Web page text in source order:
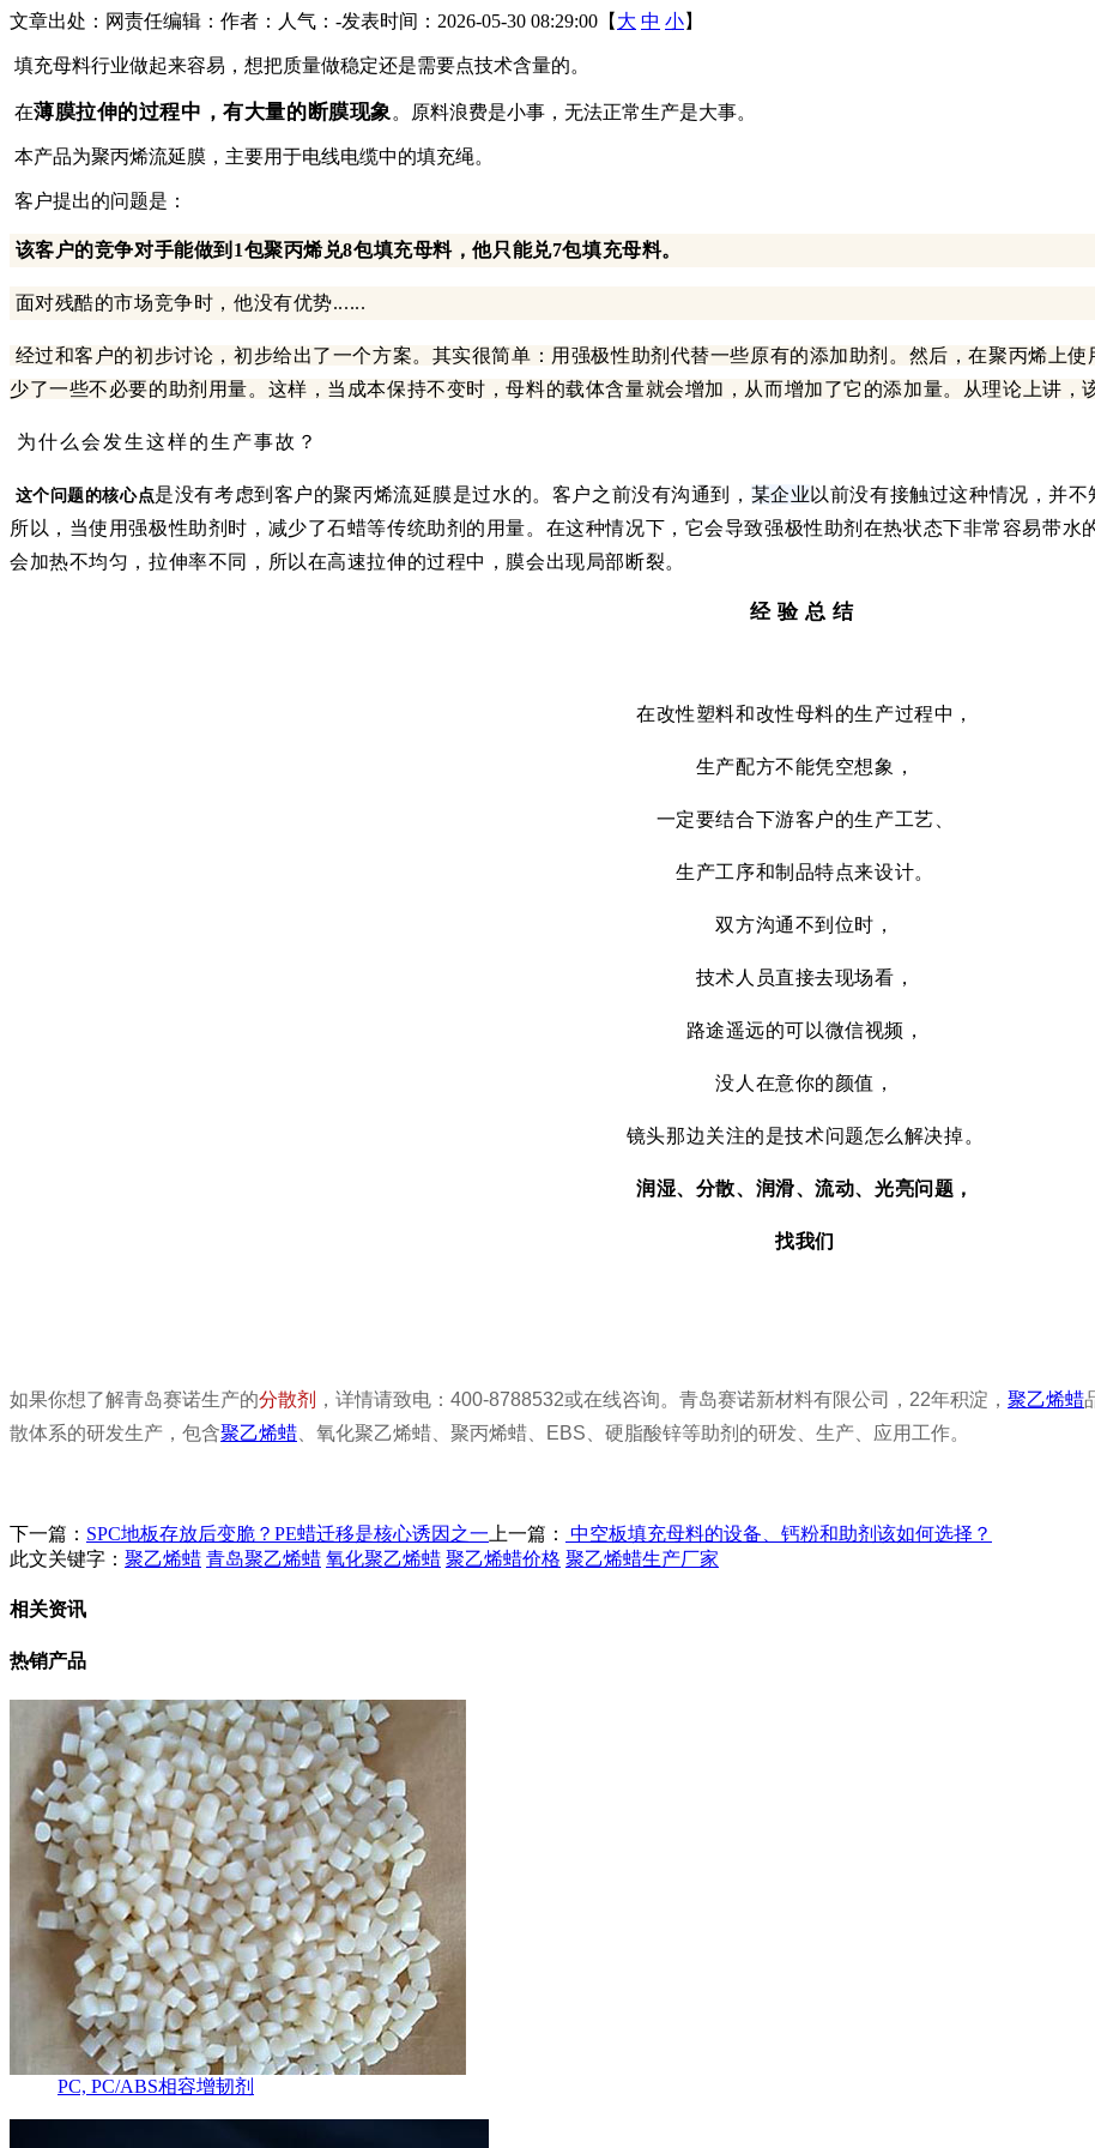
文章出处： 网责任编辑： 作者： 人气： -发表时间：2026-05-30 08:29:00【 大 中 小】
填充母料行业做起来容易，想把质量做稳定还是需要点技术含量的。
在薄膜拉伸的过程中，有大量的断膜现象。原料浪费是小事，无法正常生产是大事。
本产品为聚丙烯流延膜，主要用于电线电缆中的填充绳。
客户提出的问题是：
该客户的竞争对手能做到1包聚丙烯兑8包填充母料，他只能兑7包填充母料。
面对残酷的市场竞争时，他没有优势......
经过和客户的初步讨论，初步给出了一个方案。 其实很简单： 用强极性助剂代替一些原有的添加助剂。 然后，在聚丙烯上使
少了一些不必要的助剂用量。 这样，当成本保持不变时，母料的载体含量就会增加，从而增加了它 的添加量。 从理论上讲，
为什么会发生这样的生产事故？
这个问题的核心点是没有考虑到客户的聚丙烯流延膜是过水的。客户之前没有沟通到， 某企业 以前没有接触过这种情况，并
所以，当使用强极性助剂时，减少了石蜡等传统助剂的用量。在这种情况下，它会导致强极性助剂在热状态下非常容易带
会加热不均匀，拉伸率不同，所以在高速拉伸的过程中，膜会出现局部断裂。
经验总结
在改性塑料和改性母料的生产过程中，
生产配方不能凭空想象，
一定要结合下游客户的生产工艺、
生产工序和制品特点来设计。
双方沟通不到位时，
技术人员直接去现场看，
路途遥远的可以微信视频，
没人在意你的颜值，
镜头那边关注的是技术问题怎么解决掉。
润湿、分散、润滑、流动、光亮问题，
找我们
如果你想了解青岛赛诺生产的分散剂 ，详情请致电：400-8788532或在线咨询。青岛赛诺新材料有限公司，22年积淀， 聚乙烯蜡
散体系的研发生产，包含聚乙烯蜡 、氧化聚乙烯蜡、聚丙烯蜡、EBS、硬脂酸锌等助剂的研发、生产、应用工作。
下一篇： SPC地板存放后变脆？PE蜡迁移是核心诱因之一 上一篇：
中空板填充母料的设备、钙粉和助剂该如何选择？
此文关键字： 聚乙烯蜡 青岛聚乙烯蜡 氧化聚乙烯蜡 聚乙烯蜡价格 聚乙烯蜡生产厂家
相关资讯
热销产品
PC, PC/ABS相容增韧剂